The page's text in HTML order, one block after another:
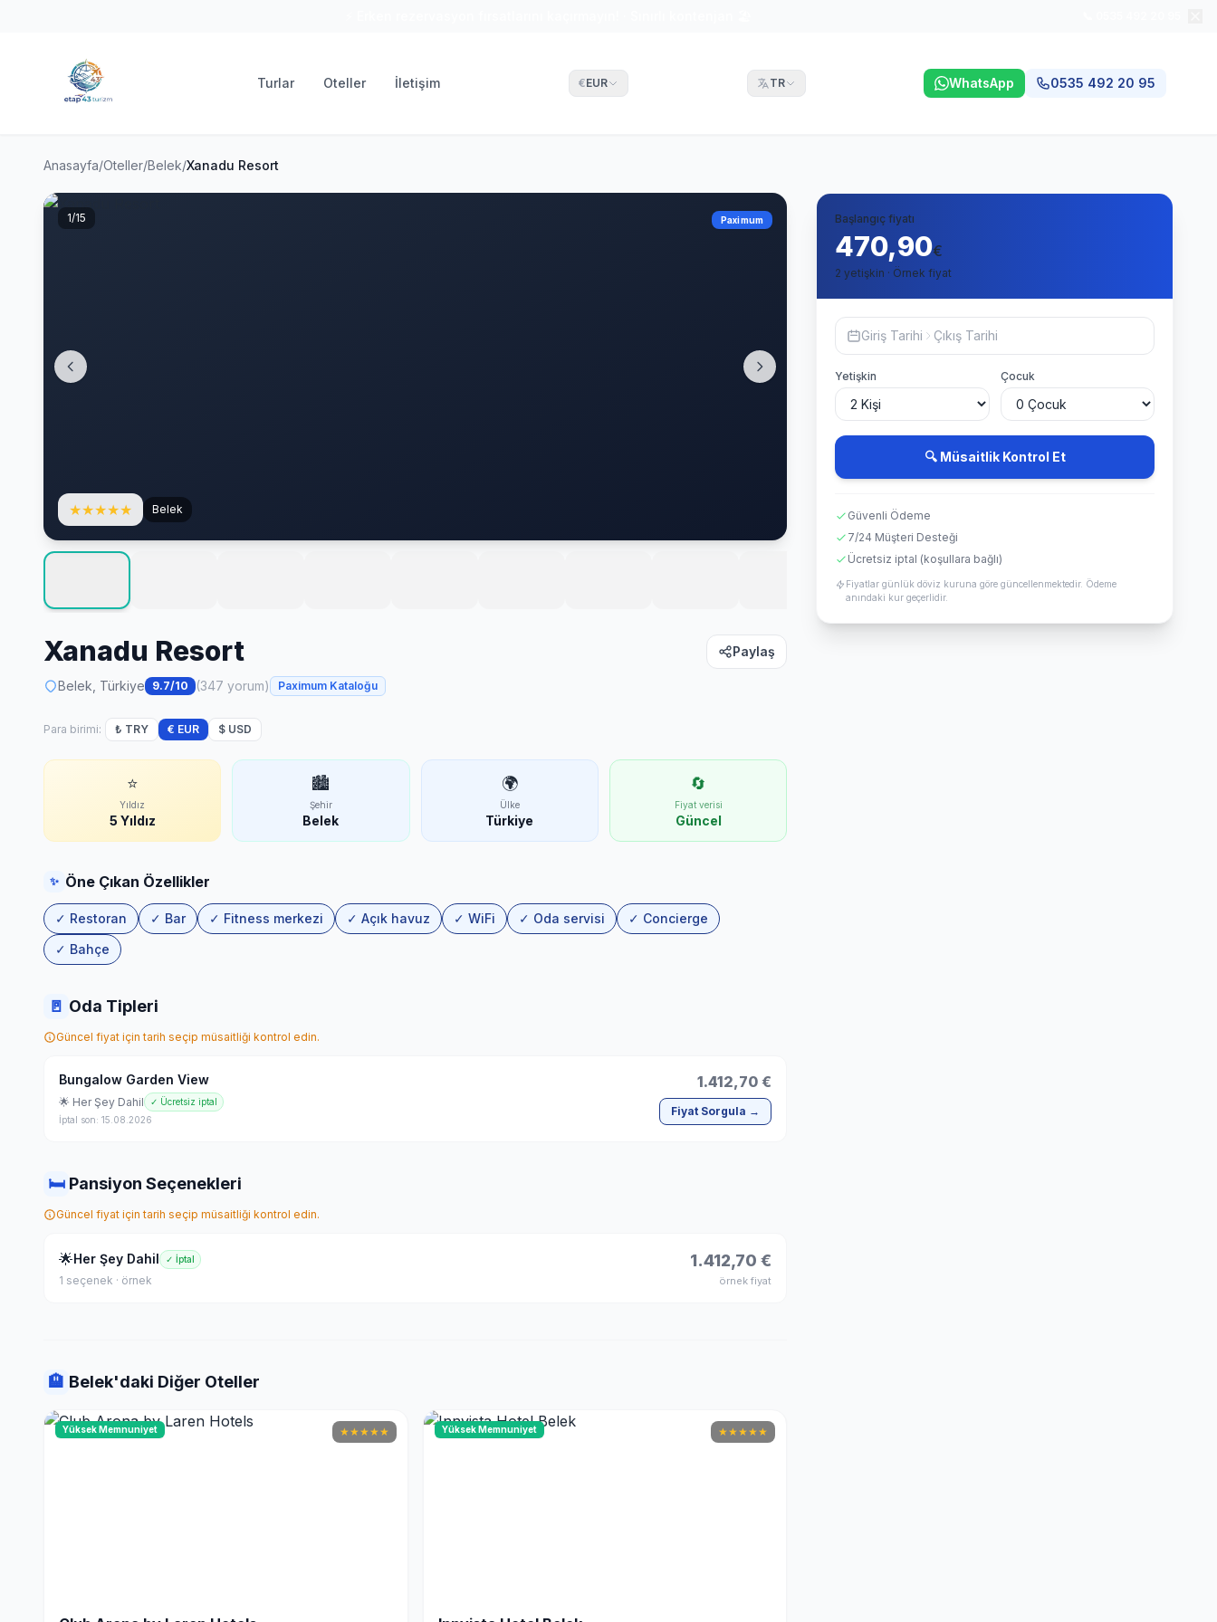
Turlar Oteller İletişim €EUR TR WhatsApp 0535 492 20 95
Anasayfa/Oteller/Belek/Xanadu Resort
★★★★★ Belek
Paximum
1/15
Xanadu Resort Paylaş
Belek, Türkiye 9.7/10 (347 yorum) Paximum Kataloğu
Para birimi: ₺ TRY € EUR $ USD
⭐
Yıldız
5 Yıldız
🏙
Şehir
Belek
🌍
Ülke
Türkiye
🔄
Fiyat verisi
Güncel
✨ Öne Çıkan Özellikler
✓ Restoran ✓ Bar ✓ Fitness merkezi ✓ Açık havuz ✓ WiFi ✓ Oda servisi
✓ Concierge
✓ Bahçe
🚪 Oda Tipleri
Güncel fiyat için tarih seçip müsaitliği kontrol edin.
Bungalow Garden View
🌟 Her Şey Dahil
✓ Ücretsiz iptal
İptal son: 15.08.2026
1.412,70 €
Fiyat Sorgula →
🛏 Pansiyon Seçenekleri
Güncel fiyat için tarih seçip müsaitliği kontrol edin.
🌟Her Şey Dahil ✓ İptal
1 seçenek · örnek
1.412,70 €
örnek fiyat
🏨 Belek'daki Diğer Oteller
Yüksek Memnuniyet ★★★★★ Yüksek Memnuniyet ★★★★★
Başlangıç fiyatı
470,90€
2 yetişkin · Örnek fiyat
Giriş Tarihi Çıkış Tarihi
Yetişkin Çocuk
🔍 Müsaitlik Kontrol Et
Güvenli Ödeme
7/24 Müşteri Desteği
Ücretsiz iptal (koşullara bağlı)
Fiyatlar günlük döviz kuruna göre güncellenmektedir. Ödeme
anındaki kur geçerlidir.